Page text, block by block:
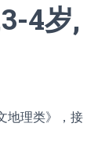
4岁,
地理类》，接